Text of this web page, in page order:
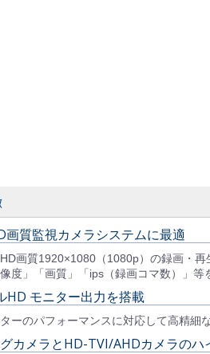
画質監視カメラシステムに最適
画質1920×1080（1080p）の録画・再
像度」「画質」「ips（録画コマ数）」
HD モニター出力を搭載
ーのパフォーマンスに対応して高精細
カメラとHD-TVI/AHDカメラのハ